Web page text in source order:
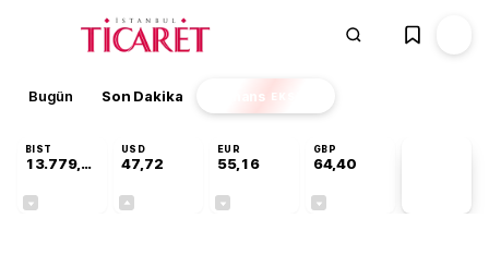
Bugün Son Dakika Finans EKSTRA
BIST
13.779,39
USD
47,72
EUR
55,16
GBP
64,40